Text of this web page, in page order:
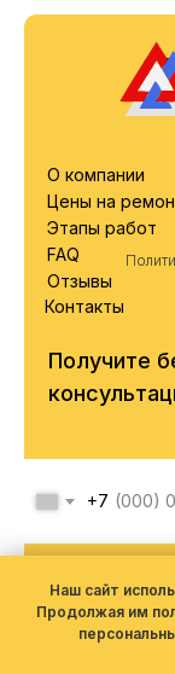
8
Цены на
Этапы работ
FAQ
Отзывы
О компании
Получите
+7
политики
Контакты
Наш сайт
Продолжая им